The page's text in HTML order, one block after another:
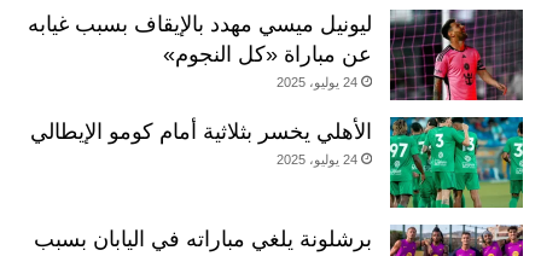
ليونيل ميسي مهدد بالإيقاف بسبب غيابه
عن مباراة «كل النجوم»
24 يوليو، 2025
الأهلي يخسر بثلاثية أمام كومو الإيطالي
24 يوليو، 2025
برشلونة يلغي مباراته في اليابان بسبب